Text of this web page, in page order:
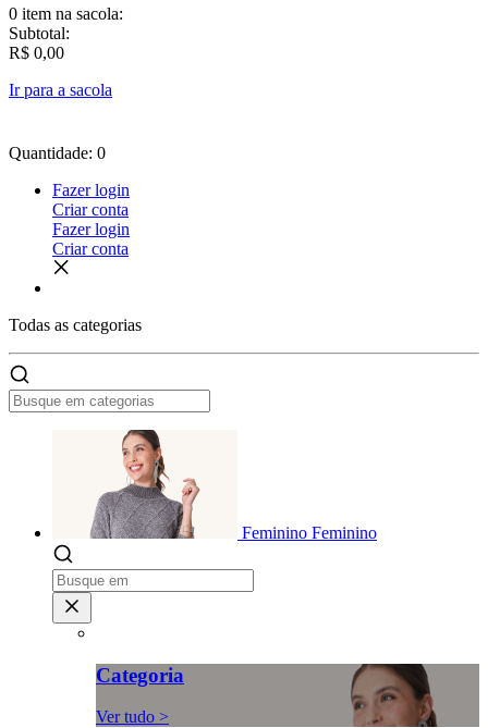
0 item na sacola:
Subtotal:
R$ 0,00
Ir para a sacola
Quantidade: 0
Fazer login
Criar conta
Fazer login
Criar conta
Todas as categorias
Feminino Feminino
Categoria
Ver tudo >